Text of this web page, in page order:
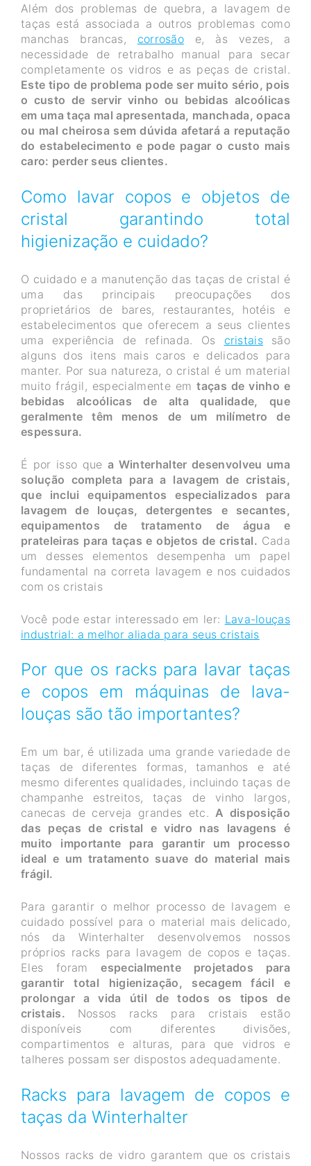
Além dos problemas de quebra, a lavagem de
taças está associada a outros problemas como
manchas brancas, corrosão e, às vezes, a
necessidade de retrabalho manual para secar
completamente os vidros e as peças de cristal.
Este tipo de problema pode ser muito sério, pois
o custo de servir vinho ou bebidas alcoólicas
em uma taça mal apresentada, manchada, opaca
ou mal cheirosa sem dúvida afetará a reputação
do estabelecimento e pode pagar o custo mais
caro: perder seus clientes.
Como lavar copos e objetos de
cristal garantindo total
higienização e cuidado?
O cuidado e a manutenção das taças de cristal é
uma das principais preocupações dos
proprietários de bares, restaurantes, hotéis e
estabelecimentos que oferecem a seus clientes
uma experiência de refinada. Os cristaissão
alguns dos itens mais caros e delicados para
manter. Por sua natureza, o cristal é um material
muito frágil, especialmente emtaças de vinho e
bebidas alcoólicas de alta qualidade, que
geralmente têm menos de um milímetro de
espessura.
É por isso que a Winterhalter desenvolveu uma
solução completa para a lavagem de cristais,
que inclui equipamentos especializados para
lavagem de louças, detergentes e secantes,
equipamentos de tratamento de água e
prateleiras para taças e objetos de cristal. Cada
um desses elementos desempenha um papel
fundamental na correta lavagem e nos cuidados
com os cristais
Você pode estar interessado em ler: Lava-louças
industrial: a melhor aliada para seus cristais
Por que os racks para lavar taças
e copos em máquinas de lava-
louças são tão importantes?
Em um bar, é utilizada uma grande variedade de
taças de diferentes formas, tamanhos e até
mesmo diferentes qualidades, incluindo taças de
champanhe estreitos, taças de vinho largos,
canecas de cerveja grandes etc.A disposição
das peças de cristal e vidro nas lavagens é
muito importante para garantir um processo
ideal e um tratamento suave do material mais
frágil.
Para garantir o melhor processo de lavagem e
cuidado possível para o material mais delicado,
nós da Winterhalter desenvolvemos nossos
próprios racks para lavagem de copos e taças.
Eles foramespecialmente projetados para
garantir total higienização, secagem fácil e
prolongar a vida útil de todos os tipos de
cristais. Nossos racks para cristais estão
disponíveis com diferentes divisões,
compartimentos e alturas, para que vidros e
talheres possam ser dispostos adequadamente.
Racks para lavagem de copos e
taças da Winterhalter
Nossos racks de vidro garantem que os cristais